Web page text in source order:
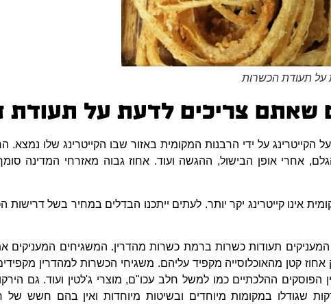
על ידי הרבנות המקומית באזור שבו הקייטרינג שלו נמצא.
אחרי אופן הבישול, ההגשה ועוד. אחוז גבוה מאזרחי המדינה
אינו קייטרינג יקר יותר. לעתים ייתכנו הבדלים במחיר בשל דרישות
המעניקים תעודות כשרות ברמת כשרות מהדרין. המשגיחים המעניקים
קטן מהאוכלוסייה מקפיד עליהם. משגיחי הכשרות למהדרין
הפוסקים ההלכתיים כמו למשל חלב עכו"ם, מוצרי ג'לטין ועוד. גם
שגודלו במקומות מיוחדים ובשיטות מיוחדות ואין בהם חשש של